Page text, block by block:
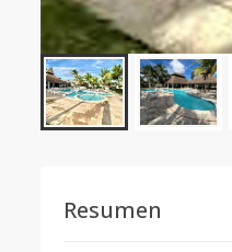
Resumen